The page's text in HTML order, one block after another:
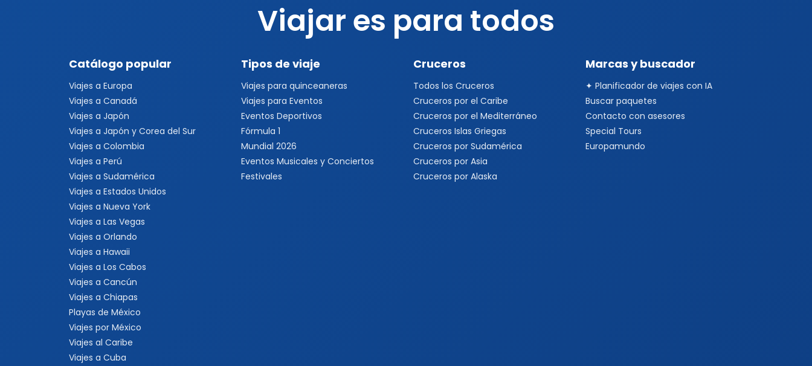
Viajar es para todos
Catálogo popular
Viajes a Europa
Viajes a Canadá
Viajes a Japón
Viajes a Japón y Corea del Sur
Viajes a Colombia
Viajes a Perú
Viajes a Sudamérica
Viajes a Estados Unidos
Viajes a Nueva York
Viajes a Las Vegas
Viajes a Orlando
Viajes a Hawaii
Viajes a Los Cabos
Viajes a Cancún
Viajes a Chiapas
Playas de México
Viajes por México
Viajes al Caribe
Viajes a Cuba
Tipos de viaje
Viajes para quinceaneras
Viajes para Eventos
Eventos Deportivos
Fórmula 1
Mundial 2026
Eventos Musicales y Conciertos
Festivales
Cruceros
Todos los Cruceros
Cruceros por el Caribe
Cruceros por el Mediterráneo
Cruceros Islas Griegas
Cruceros por Sudamérica
Cruceros por Asia
Cruceros por Alaska
Marcas y buscador
✦ Planificador de viajes con IA
Buscar paquetes
Contacto con asesores
Special Tours
Europamundo